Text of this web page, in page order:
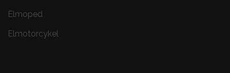
Elmoped
Elmotorcykel